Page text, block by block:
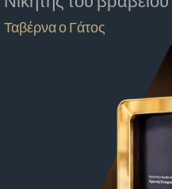
Ταβέρνα ο Γάτος